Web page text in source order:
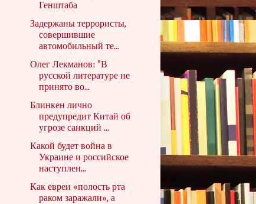
Генштаба
Задержаны террористы,
совершившие
автомобильный те...
Олег Лекманов: "В
русской литературе не
принято во...
Блинкен лично
предупредит Китай об
угрозе санкций ...
Какой будет война в
Украине и российское
наступлен...
Как евреи «полость рта
раком заражали», а